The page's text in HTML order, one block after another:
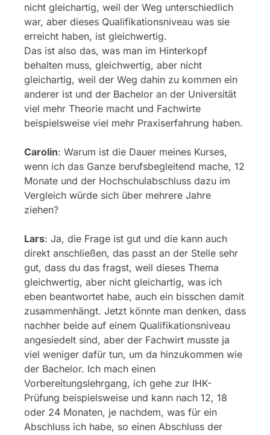
nicht gleichartig, weil der Weg unterschiedlich
war, aber dieses Qualifikationsniveau was sie
erreicht haben, ist gleichwertig.
Das ist also das, was man im Hinterkopf
behalten muss, gleichwertig, aber nicht
gleichartig, weil der Weg dahin zu kommen ein
anderer ist und der Bachelor an der Universität
viel mehr Theorie macht und Fachwirte
beispielsweise viel mehr Praxiserfahrung haben.
Carolin: Warum ist die Dauer meines Kurses,
wenn ich das Ganze berufsbegleitend mache, 12
Monate und der Hochschulabschluss dazu im
Vergleich würde sich über mehrere Jahre
ziehen?
Lars: Ja, die Frage ist gut und die kann auch
direkt anschließen, das passt an der Stelle sehr
gut, dass du das fragst, weil dieses Thema
gleichwertig, aber nicht gleichartig, was ich
eben beantwortet habe, auch ein bisschen damit
zusammenhängt. Jetzt könnte man denken, dass
nachher beide auf einem Qualifikationsniveau
angesiedelt sind, aber der Fachwirt musste ja
viel weniger dafür tun, um da hinzukommen wie
der Bachelor. Ich mach einen
Vorbereitungslehrgang, ich gehe zur IHK-
Prüfung beispielsweise und kann nach 12, 18
oder 24 Monaten, je nachdem, was für ein
Abschluss ich habe, so einen Abschluss der